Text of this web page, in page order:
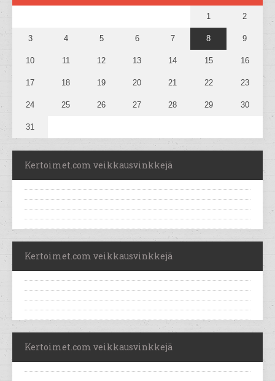
1 2
3 4 5 6 7 8 9
10 11 12 13 14 15 16
17 18 19 20 21 22 23
24 25 26 27 28 29 30
31
Kertoimet.com veikkausvinkkejä
Kertoimet.com veikkausvinkkejä
Kertoimet.com veikkausvinkkejä